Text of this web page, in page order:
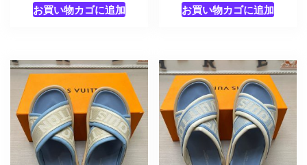
お買い物カゴに追加 お買い物カゴに追加